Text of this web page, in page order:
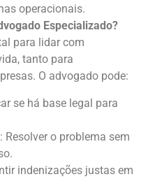
operacionais.
Especializado?
para lidar com
tanto para
O advogado pode:
se há base legal para
: Resolver o problema sem
indenizações justas em